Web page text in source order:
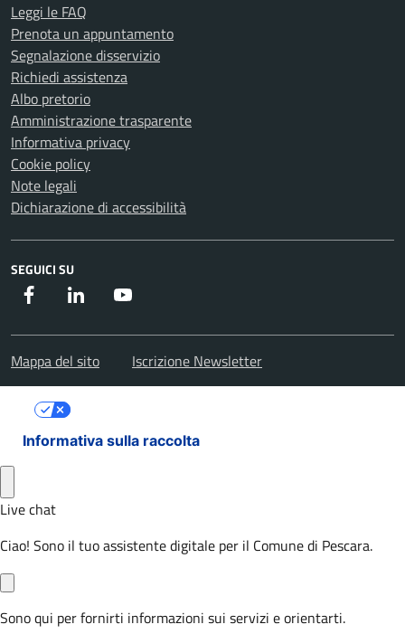
Leggi le FAQ
Prenota un appuntamento
Segnalazione disservizio
Richiedi assistenza
Albo pretorio
Amministrazione trasparente
Informativa privacy
Cookie policy
Note legali
Dichiarazione di accessibilità
SEGUICI SU
Facebook Instagram
Mappa del sito Iscrizione Newsletter
Informativa sulla raccolta
Le tue preferenze relative alla privacy